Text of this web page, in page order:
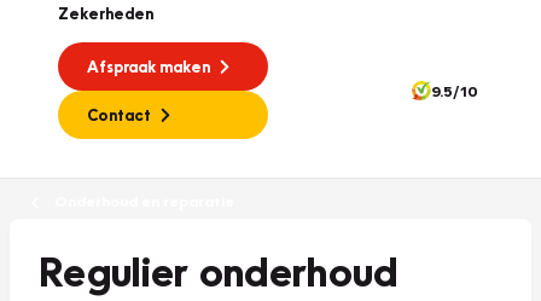
Zekerheden
Afspraak maken
Contact
9.5/10
Regulier onderhoud